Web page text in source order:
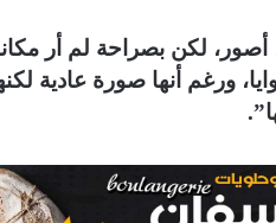
لكن بصراحة لم أر مكانا
ورغم أنها صورة عادية